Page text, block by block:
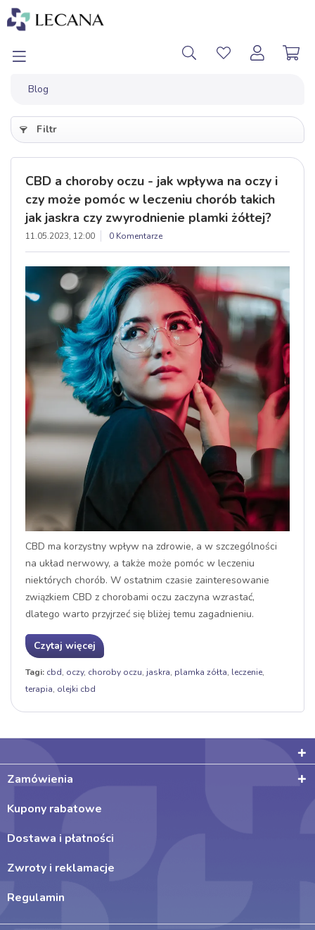
Blog
Filtr
CBD a choroby oczu - jak wpływa na oczy i
czy może pomóc w leczeniu chorób takich
jak jaskra czy zwyrodnienie plamki żółtej?
11.05.2023, 12:00 0 Komentarze
CBD ma korzystny wpływ na zdrowie, a w szczególności
na układ nerwowy, a także może pomóc w leczeniu
niektórych chorób. W ostatnim czasie zainteresowanie
związkiem CBD z chorobami oczu zaczyna wzrastać,
dlatego warto przyjrzeć się bliżej temu zagadnieniu.
Czytaj więcej
Tagi: cbd, oczy, choroby oczu, jaskra, plamka zółta, leczenie,
terapia, olejki cbd
Zamówienia
Kupony rabatowe
Dostawa i płatności
Zwroty i reklamacje
Regulamin